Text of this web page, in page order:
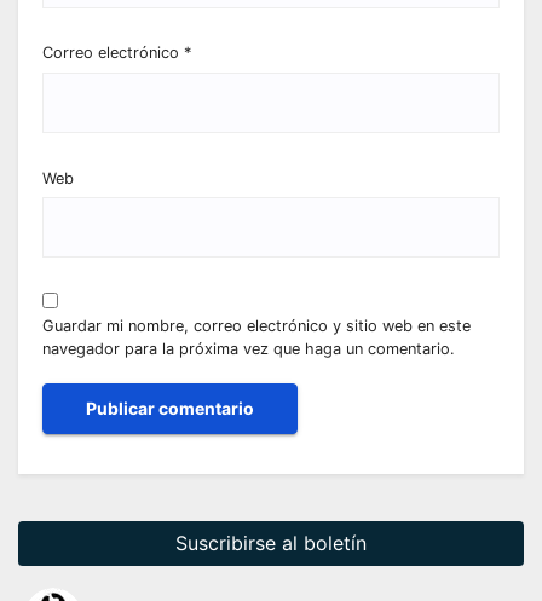
Correo electrónico *
Web
Guardar mi nombre, correo electrónico y sitio web en este
navegador para la próxima vez que haga un comentario.
Suscribirse al boletín